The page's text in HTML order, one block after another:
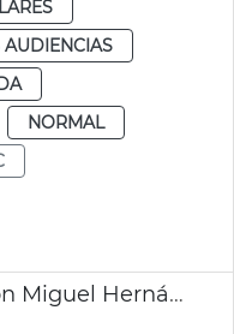
NORMAL
Inauguración exposición Miguel Hernández